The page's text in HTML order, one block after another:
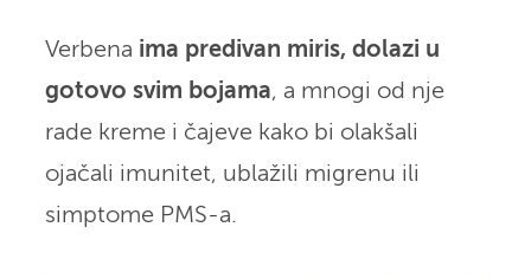
Verbena ima predivan miris, dolazi u
gotovo svim bojama, a mnogi od nje
rade kreme i čajeve kako bi olakšali
ojačali imunitet, ublažili migrenu ili
simptome PMS-a.